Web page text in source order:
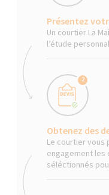
Présentez
Un courtier La
l’étude
2
Obtenez des
Le courtier vous
engagement les
séléctionnés